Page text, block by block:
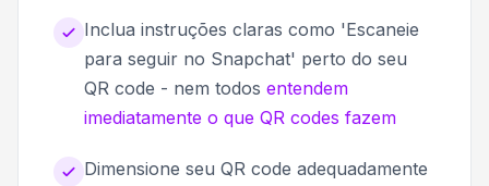
Inclua instruções claras como 'Escaneie
para seguir no Snapchat' perto do seu
QR code - nem todos entendem
imediatamente o que QR codes fazem
Dimensione seu QR code adequadamente